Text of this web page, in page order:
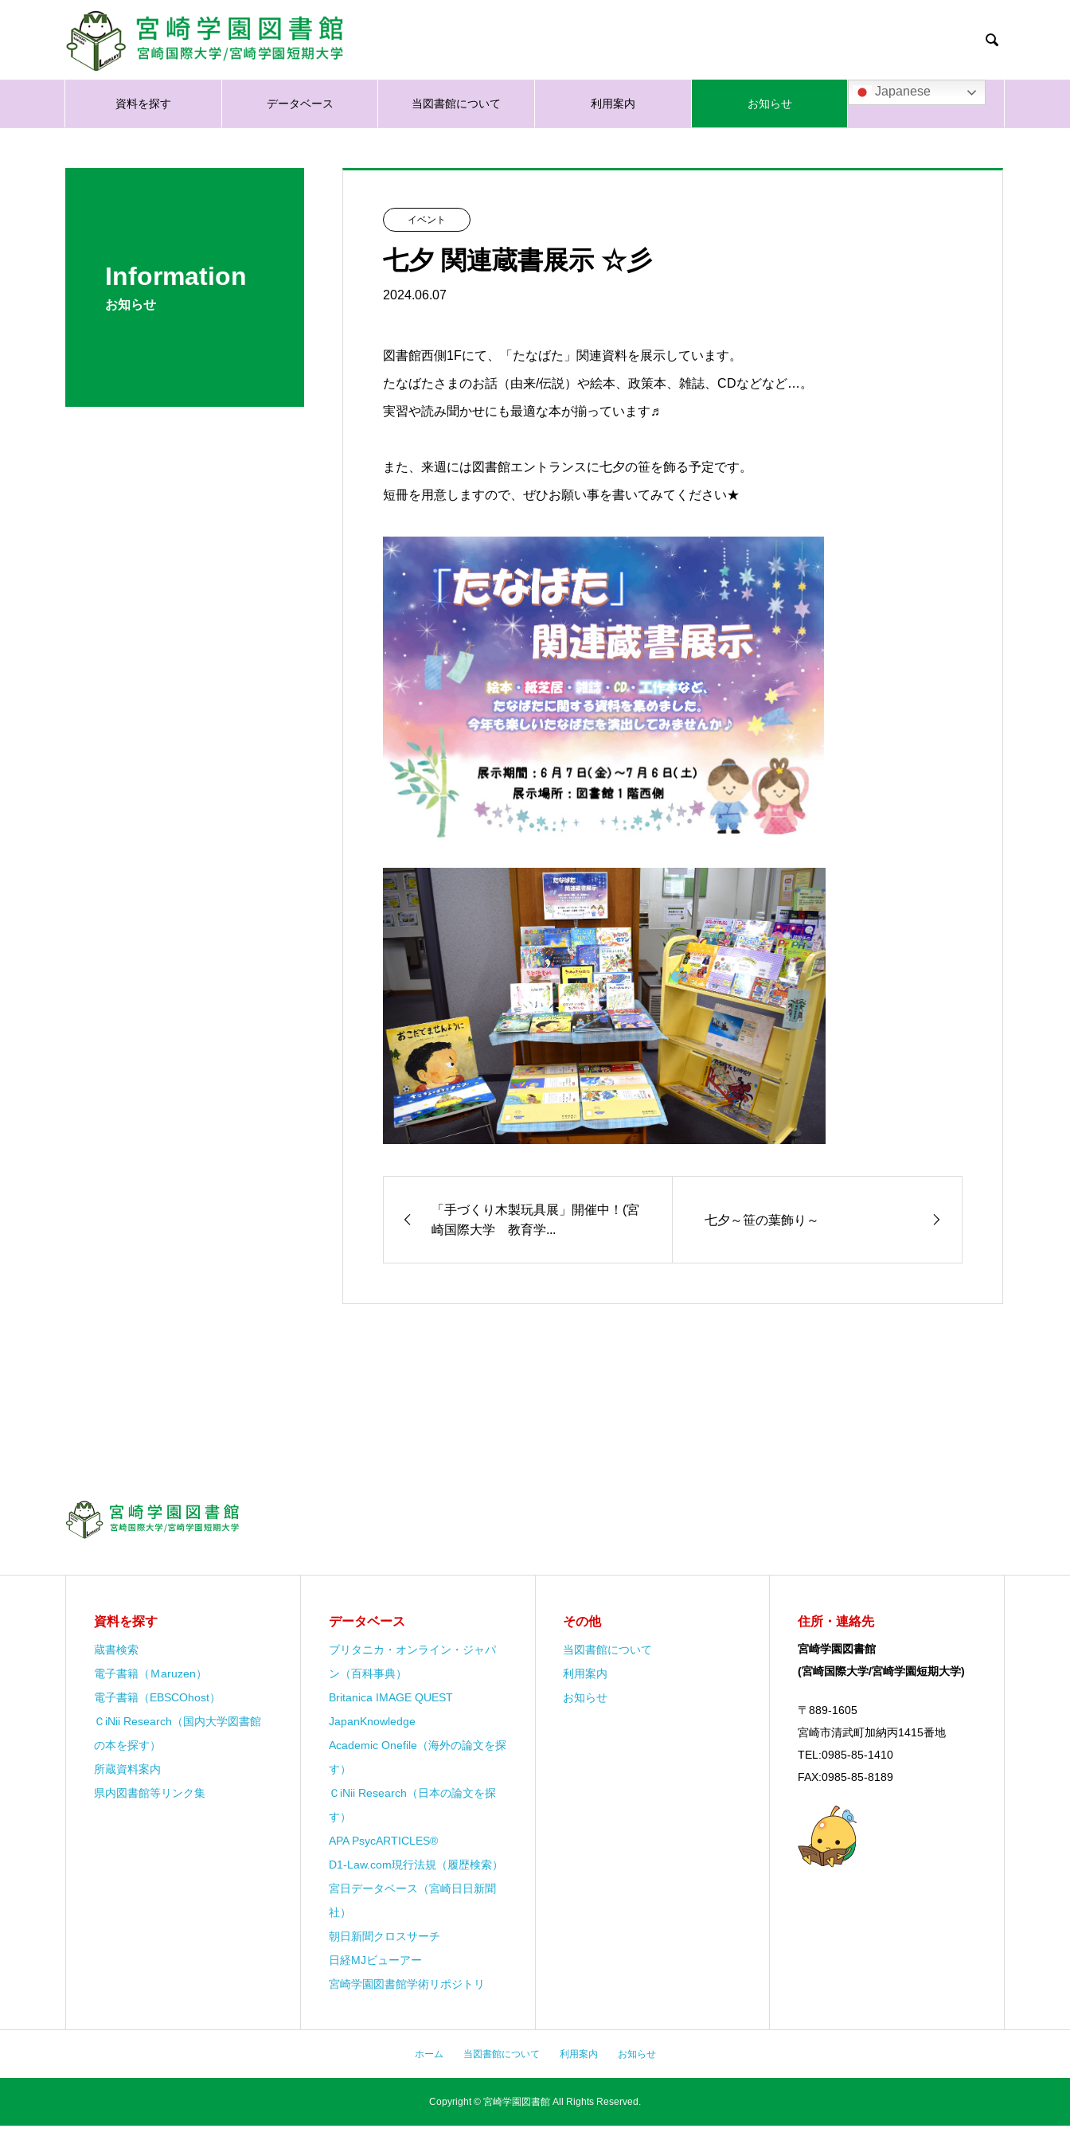

資料を探す データベース 当図書館について 利用案内 お知らせ
Japanese
Information
お知らせ
イベント
七夕 関連蔵書展示 ☆彡
2024.06.07
図書館西側1Fにて、「たなばた」関連資料を展示しています。
たなばたさまのお話（由来/伝説）や絵本、政策本、雑誌、CDなどなど…。
実習や読み聞かせにも最適な本が揃っています♬
また、来週には図書館エントランスに七夕の笹を飾る予定です。
短冊を用意しますので、ぜひお願い事を書いてみてください★
「手づくり木製玩具展」開催中！(宮
崎国際大学 教育学...
七夕～笹の葉飾り～
資料を探す
蔵書検索
電子書籍（Ｍaruzen）
電子書籍（EBSCOhost）
ＣiNii Research（国内大学図書館
の本を探す）
所蔵資料案内
県内図書館等リンク集
データベース
ブリタニカ・オンライン・ジャパ
ン（百科事典）
Britanica IMAGE QUEST
JapanKnowledge
Academic Onefile（海外の論文を探
す）
ＣiNii Research（日本の論文を探
す）
APA PsycARTICLES®
D1-Law.com現行法規（履歴検索）
宮日データベース（宮崎日日新聞
社）
朝日新聞クロスサーチ
日経MJビューアー
宮崎学園図書館学術リポジトリ
その他
当図書館について
利用案内
お知らせ
住所・連絡先
宮崎学園図書館
(宮崎国際大学/宮崎学園短期大学)
〒889-1605
宮崎市清武町加納丙1415番地
TEL:0985-85-1410
FAX:0985-85-8189
ホーム 当図書館について 利用案内 お知らせ
Copyright © 宮崎学園図書館 All Rights Reserved.